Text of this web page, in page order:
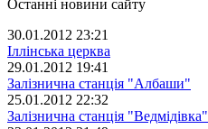
Останні новини сайту
30.01.2012 23:21
Іллінська церква
29.01.2012 19:41
Залізнична станція "Албаши"
25.01.2012 22:32
Залізнична станція "Ведмідівка"